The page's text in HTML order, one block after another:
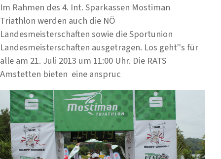
Im Rahmen des 4. Int. Sparkassen Mostiman
Triathlon werden auch die NÖ
Landesmeisterschaften sowie die Sportunion
Landesmeisterschaften ausgetragen. Los geht''s für
alle am 21. Juli 2013 um 11:00 Uhr. Die RATS
Amstetten bieten eine anspruc